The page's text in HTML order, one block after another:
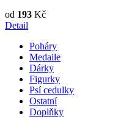
od 193 Kč
Detail
Poháry
Medaile
Dárky
Figurky
Psí cedulky
Ostatní
Doplňky